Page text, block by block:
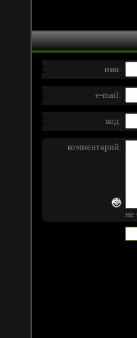
имя:
e-mail:
код:
комментарий:
не